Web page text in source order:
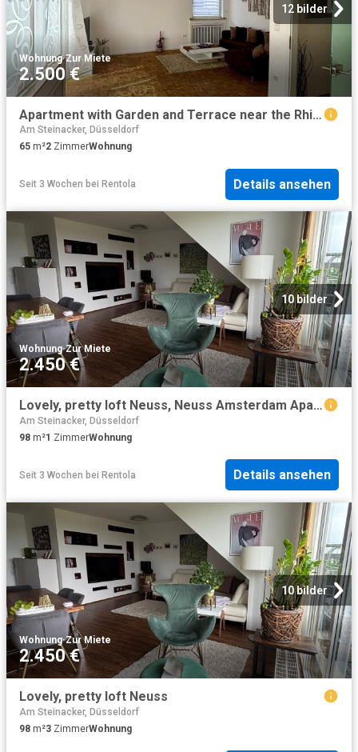
12 bilder
Wohnung·Zur Miete
2.500 €
Apartment with Garden and Terrace near the Rhine in Neuss, Neuss Amsterdam Apartments for Rent
Am Steinacker, Düsseldorf
65 m²2 ZimmerWohnung
Seit 3 Wochen bei Rentola Details ansehen
10 bilder
Wohnung·Zur Miete
2.450 €
Lovely, pretty loft Neuss, Neuss Amsterdam Apartments for Rent
Am Steinacker, Düsseldorf
98 m²1 ZimmerWohnung
Seit 3 Wochen bei Rentola Details ansehen
10 bilder
Wohnung·Zur Miete
2.450 €
Lovely, pretty loft Neuss
Am Steinacker, Düsseldorf
98 m²3 ZimmerWohnung